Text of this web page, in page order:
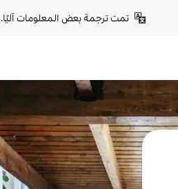
تمت ترجمة بعض المعلومات آليًا.